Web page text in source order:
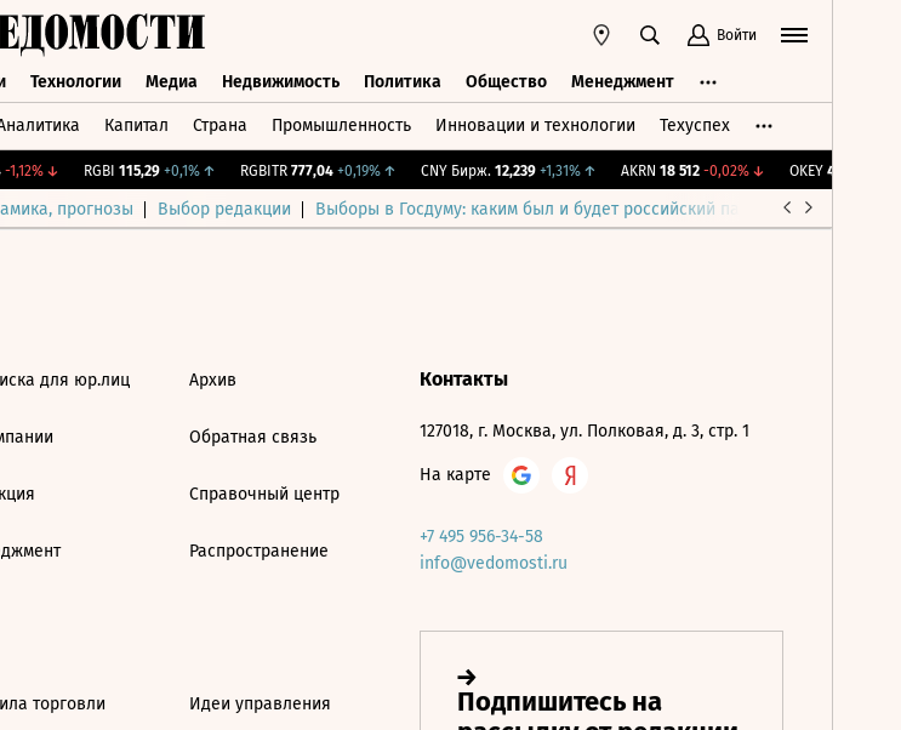
Войти
Технологии Медиа Недвижимость Политика Общество Менеджмент
Капитал Страна Промышленность Инновации и технологии Техуспех
↓ RGBI 115,29 +0,1%↑ RGBITR 777,04 +0,19%↑ CNY Бирж. 12,239 +1,31%↑ AKRN 18 512 -0,02%↓ OKEY 40,09
прогнозы Выбор редакции Выборы в Госдуму: каким был и будет российский парламент
для юр.лиц Архив
Обратная связь
Справочный центр
Распространение
торговли Идеи управления
Контакты
127018, г. Москва, ул. Полковая, д. 3, стр. 1
На карте
+7 495 956-34-58
info@vedomosti.ru